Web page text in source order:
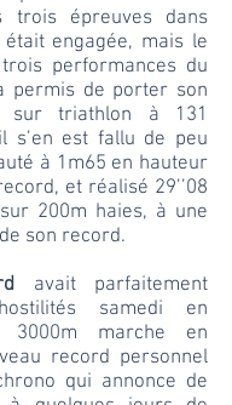
trois épreuves dans
engagée, mais le
performances du
permis de porter son
sur triathlon à 131
s’en est fallu de peu
à 1m65 en hauteur
et réalisé 29’’08
200m haies, à une
son record.
avait parfaitement
samedi en
3000m marche en
record personnel
qui annonce de